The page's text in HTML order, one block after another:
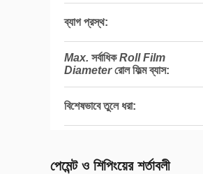
ব্যাগ প্রস্থ:
Max. সর্বাধিক Roll Film
Diameter রোল ফিল্ম ব্যাস:
বিশেষভাবে তুলে ধরা:
পেমেন্ট ও শিপিংয়ের শর্তাবলী